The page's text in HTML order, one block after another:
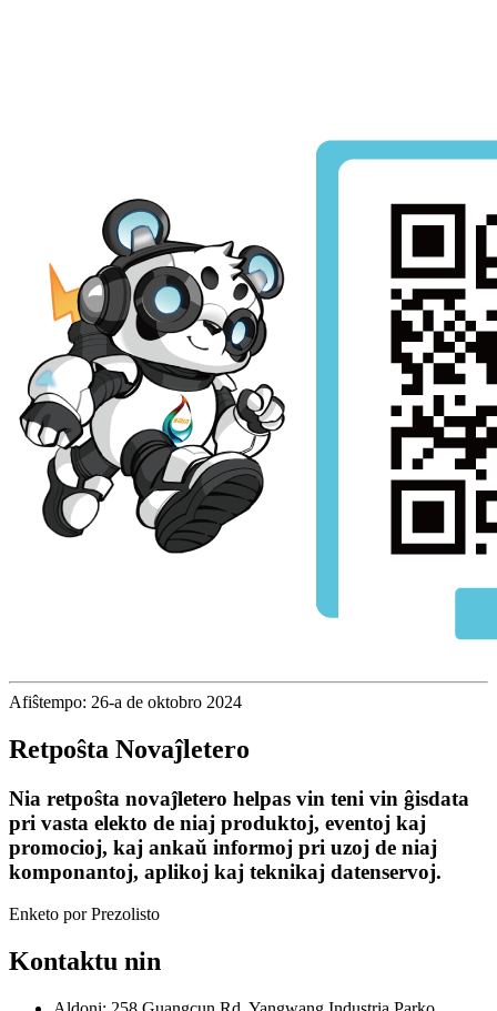
Afiŝtempo: 26-a de oktobro 2024
Retpoŝta Novaĵletero
Nia retpoŝta novaĵletero helpas vin teni vin ĝisdata
pri vasta elekto de niaj produktoj, eventoj kaj
promocioj, kaj ankaŭ informoj pri uzoj de niaj
komponantoj, aplikoj kaj teknikaj datenservoj.
Enketo por Prezolisto
Kontaktu nin